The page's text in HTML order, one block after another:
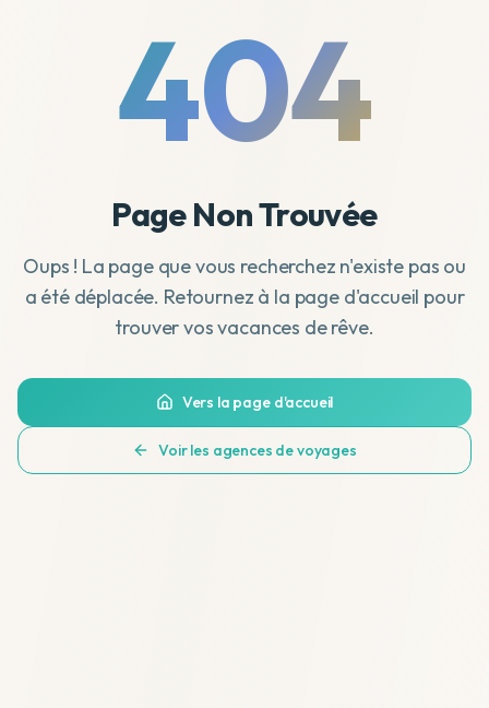
404
Page Non Trouvée
Oups ! La page que vous recherchez n'existe pas ou
a été déplacée. Retournez à la page d'accueil pour
trouver vos vacances de rêve.
Vers la page d'accueil
Voir les agences de voyages